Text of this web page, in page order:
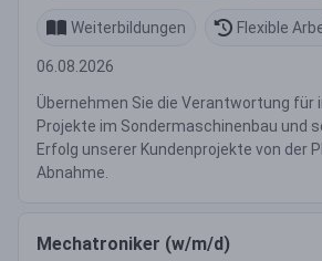
Weiterbildungen Flexible
06.08.2026
Übernehmen Sie die Verantwortung für
Projekte im Sondermaschinenbau und
Erfolg unserer Kundenprojekte von der
Abnahme.
Mechatroniker (w/m/d)